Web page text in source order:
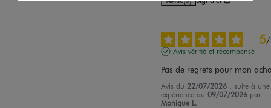
5/
Avis vérifié et récompensé
Pas de regrets pour mon
Avis du 22/07/2026
, suite à une
expérience du09/07/2026 par
Monique L.